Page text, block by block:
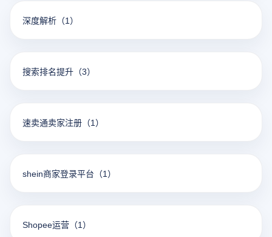
深度解析 （1）
搜索排名提升 （3）
速卖通卖家注册 （1）
shein商家登录平台 （1）
Shopee运营 （1）